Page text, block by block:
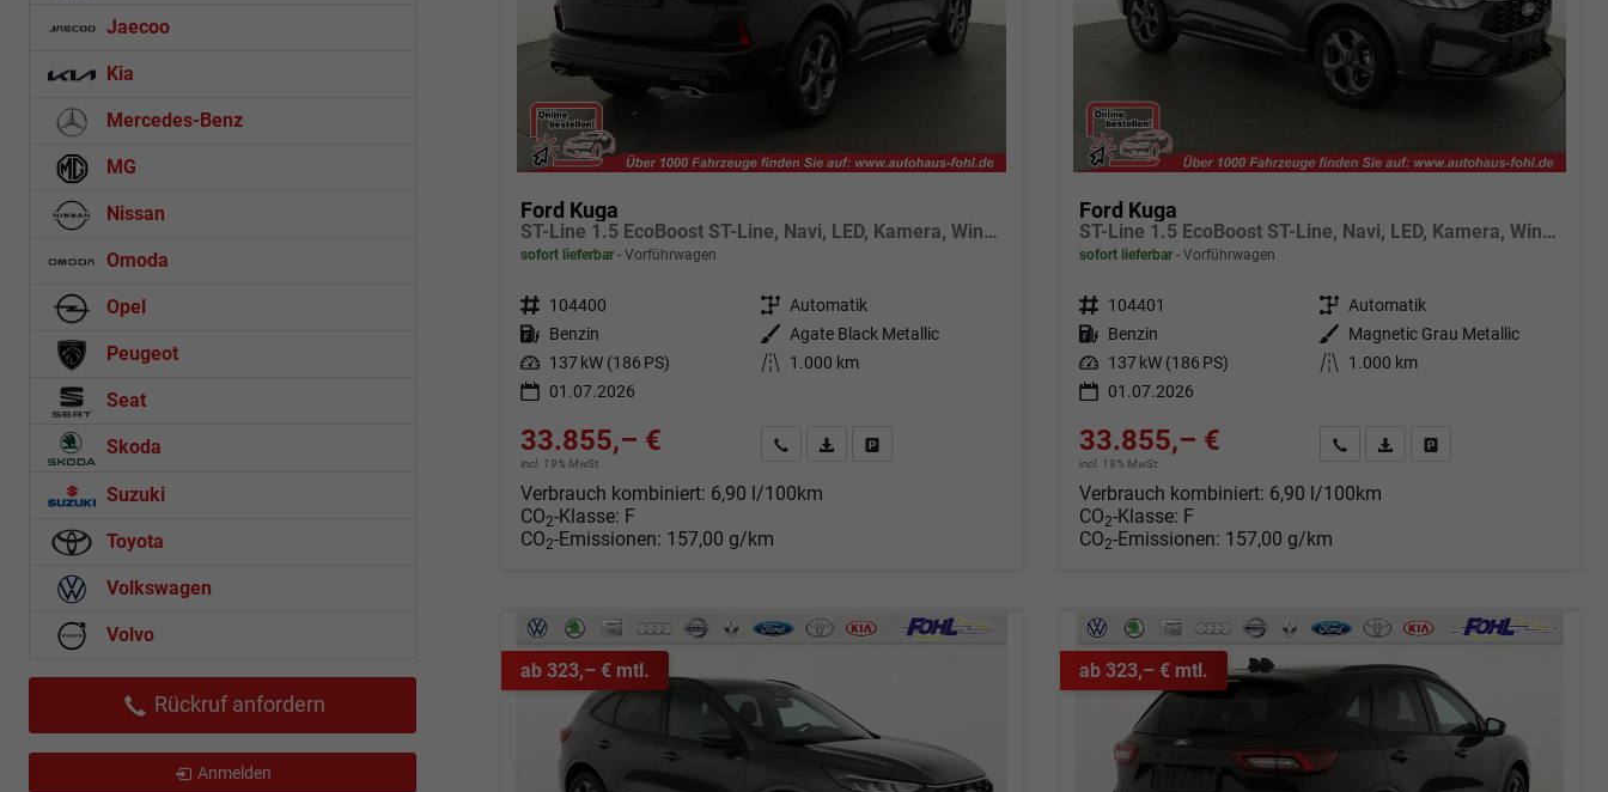
Ford Kuga
ST-Line 1.5 EcoBoost ST-Line, Navi, LED, Kamera, Winter, FS beheizbar
sofort lieferbar Vorführwagen
Fahrzeugnr. 104400 Getriebe Automatik
Kraftstoff Benzin Außenfarbe Agate Black Metallic
Leistung 137 kW (186 PS) Kilometerstand
1.000 km
01.07.2026
33.855,– €
incl. 19% MwSt.
Angebot anfordern
Fahrzeugexpose (PDF)
Verbrauch kombiniert: 6,90 l/100km
CO2-Klasse: F
CO2-Emissionen: 157,00 g/km
Ford Kuga
ST-Line 1.5 EcoBoost ST-Line, Navi, LED, Kamera, Winter, FS beheizbar
sofort lieferbar Vorführwagen
Fahrzeugnr. 104401 Getriebe Automatik
Kraftstoff Benzin Außenfarbe
Magnetic Grau Metallic
Leistung 137 kW (186 PS) Kilometerstand
1.000 km
01.07.2026
33.855,– €
incl. 19% MwSt.
Angebot anfordern
Fahrzeugexpose (PDF)
Fahrzeug parken
Verbrauch kombiniert: 6,90 l/100km
CO2-Klasse: F
CO2-Emissionen: 157,00 g/km
ab 323,– € mtl. ab 323,– € mtl.
Jaecoo
Kia
Mercedes-Benz
MG
Nissan
Omoda
Opel
Peugeot
Seat
Skoda
Suzuki
Toyota
Volkswagen
Volvo
Rückruf anfordern
Anmelden